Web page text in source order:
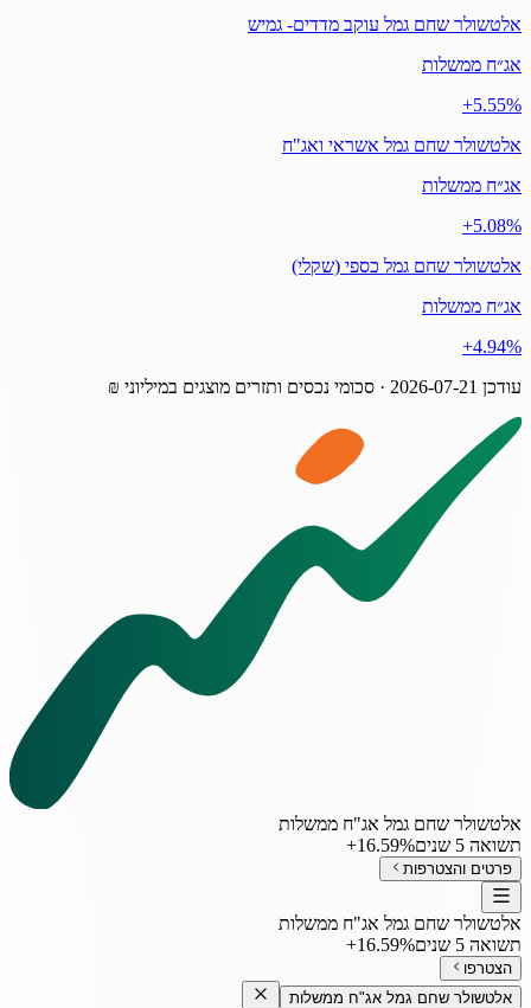
אלטשולר שחם גמל עוקב מדדים- גמיש
אג״ח ממשלות
‎+5.55%
אלטשולר שחם גמל אשראי ואג"ח
אג״ח ממשלות
‎+5.08%
אלטשולר שחם גמל כספי (שקלי)
אג״ח ממשלות
‎+4.94%
עודכן 2026-07-21 · סכומי נכסים ותזרים מוצגים במיליוני ₪
אלטשולר שחם גמל אג"ח ממשלות
תשואה 5 שנים
‎+16.59%
פרטים והצטרפות
אלטשולר שחם גמל אג"ח ממשלות
תשואה 5 שנים
‎+16.59%
הצטרפו
אלטשולר שחם גמל אג"ח ממשלות